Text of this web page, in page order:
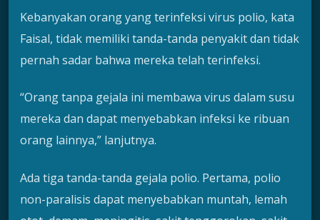
Kebanyakan orang yang terinfeksi virus polio, kata
Faisal, tidak memiliki tanda-tanda penyakit dan tidak
pernah sadar bahwa mereka telah terinfeksi.
“Orang tanpa gejala ini membawa virus dalam susu
mereka dan dapat menyebabkan infeksi ke ribuan
orang lainnya,” lanjutnya.
Ada tiga tanda-tanda gejala polio. Pertama, polio
non-paralisis dapat menyebabkan muntah, lemah